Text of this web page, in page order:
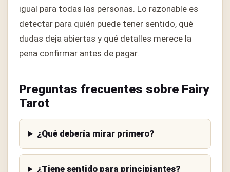
igual para todas las personas. Lo razonable es
detectar para quién puede tener sentido, qué
dudas deja abiertas y qué detalles merece la
pena confirmar antes de pagar.
Preguntas frecuentes sobre Fairy
Tarot
¿Qué debería mirar primero?
¿Tiene sentido para principiantes?